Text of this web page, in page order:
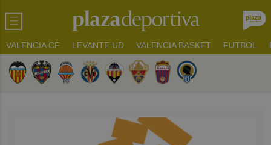
VALENCIA CF LEVANTE UD VALENCIA BASKET FUTBOL